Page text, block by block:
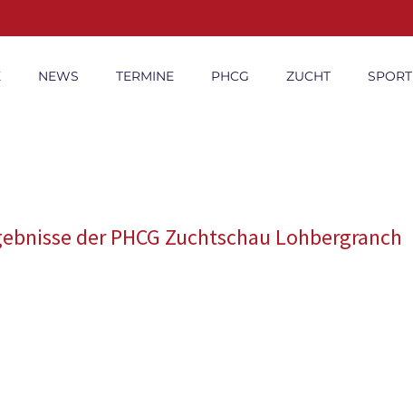
NEWS TERMINE PHCG ZUCHT SPORT
der PHCG Zuchtschau Lohbergranch